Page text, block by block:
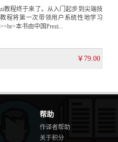
教程终于来了。从入门起步到尖端技
程将第一次带领用户系统性地学习
本书由中国Prezi...
￥79.00
帮助
作译者帮助
关于积分